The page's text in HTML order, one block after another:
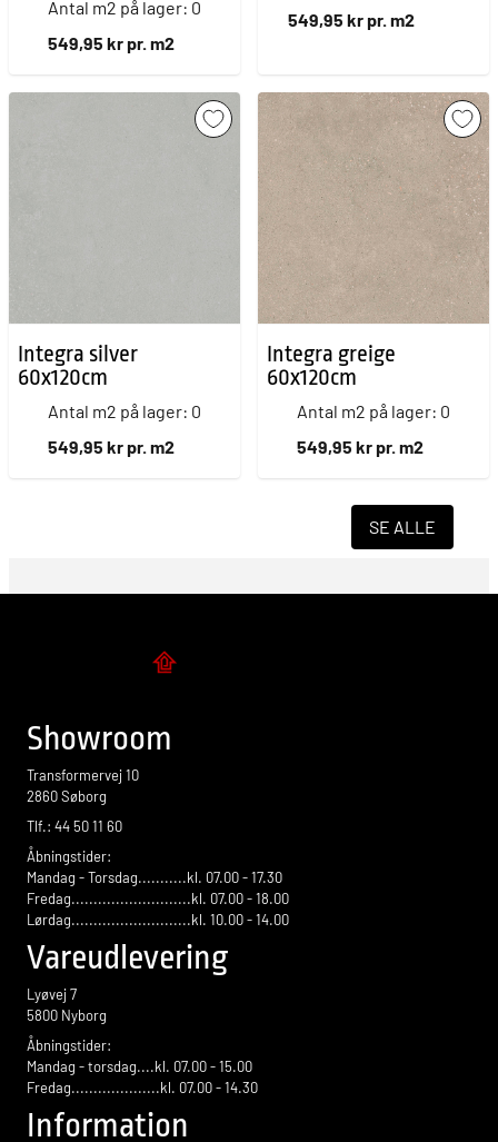
Antal m2 på lager: 0
549,95 kr pr. m2
549,95 kr pr. m2
Integra silver
60x120cm
Antal m2 på lager: 0
549,95 kr pr. m2
Integra greige
60x120cm
Antal m2 på lager: 0
549,95 kr pr. m2
SE ALLE
Showroom
Transformervej 10
2860 Søborg
Tlf.: 44 50 11 60
Åbningstider:
Mandag - Torsdag...........kl. 07.00 - 17.30
Fredag...........................kl. 07.00 - 18.00
Lørdag...........................kl. 10.00 - 14.00
Vareudlevering
Lyøvej 7
5800 Nyborg
Åbningstider:
Mandag - torsdag....kl. 07.00 - 15.00
Fredag....................kl. 07.00 - 14.30
Information